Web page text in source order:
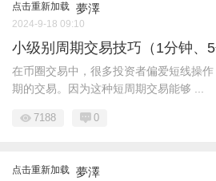
点击重新加载 夢澤
2024-9-18 09:10
小级别周期交易技巧（1分钟、5
在币圈交易中，很多投资者偏爱短线操
期的交易。因为这种短周期交易能够 ...
7188 0
点击重新加载 夢澤